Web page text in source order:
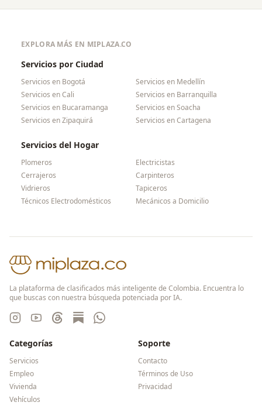
EXPLORA MÁS EN MIPLAZA.CO
Servicios por Ciudad
Servicios en Bogotá Servicios en Medellín
Servicios enCali Servicios en Barranquilla
Servicios en Bucaramanga Servicios enSoacha
Servicios enZipaquirá Servicios enCartagena
Servicios del Hogar
Plomeros
Electricistas
Cerrajeros
Carpinteros
Vidrieros
Tapiceros
Técnicos Electrodomésticos
Mecánicos a Domicilio
La plataforma de clasificados más inteligente de Colombia. Encuentra lo
que buscas con nuestra búsqueda potenciada por IA.
Categorías
Servicios
Empleo
Vivienda
Vehículos
Soporte
Contacto
Términos de Uso
Privacidad